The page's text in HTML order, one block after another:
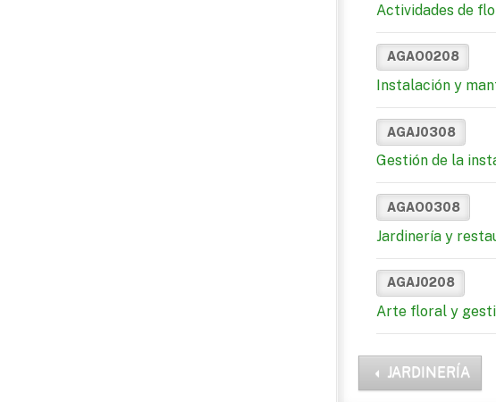
Actividades de
AGAO0208
Instalación y
AGAJ0308
Gestión de la
AGAO0308
Jardinería y
AGAJ0208
Arte floral y
JARDINERÍA